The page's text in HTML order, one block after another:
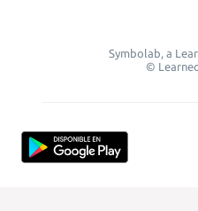
Symbolab, a
©